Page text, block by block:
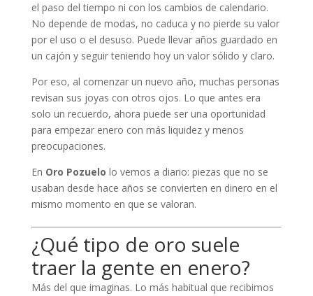
el paso del tiempo ni con los cambios de calendario.
No depende de modas, no caduca y no pierde su valor
por el uso o el desuso. Puede llevar años guardado en
un cajón y seguir teniendo hoy un valor sólido y claro.
Por eso, al comenzar un nuevo año, muchas personas
revisan sus joyas con otros ojos. Lo que antes era
solo un recuerdo, ahora puede ser una oportunidad
para empezar enero con más liquidez y menos
preocupaciones.
En Oro Pozuelo lo vemos a diario: piezas que no se
usaban desde hace años se convierten en dinero en el
mismo momento en que se valoran.
¿Qué tipo de oro suele
traer la gente en enero?
Más del que imaginas. Lo más habitual que recibimos